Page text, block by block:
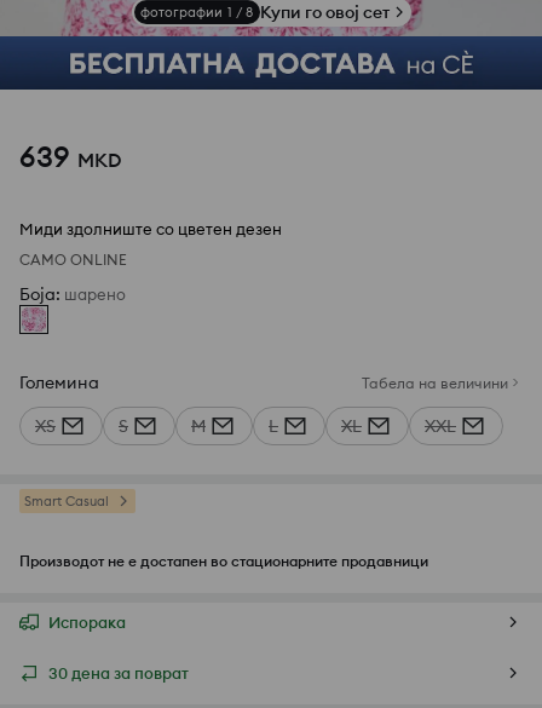
фотографии 1 / 8 Купи го овој сет
639 MKD
Миди здолниште со цветен дезен
САМО ONLINE
Боја: шарено
Големина Табела на величини
XS S M L XL XXL
Smart Casual
Производот не е достапен во стационарните продавници
Испорака
30 дена за поврат